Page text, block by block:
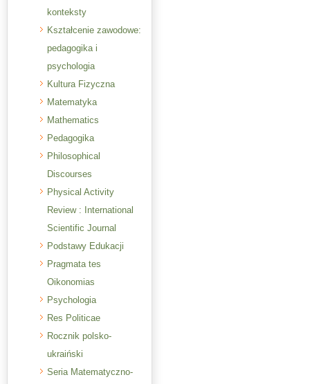
konteksty
Kształcenie zawodowe:
pedagogika i
psychologia
Kultura Fizyczna
Matematyka
Mathematics
Pedagogika
Philosophical
Discourses
Physical Activity
Review : International
Scientific Journal
Podstawy Edukacji
Pragmata tes
Oikonomias
Psychologia
Res Politicae
Rocznik polsko-
ukraiński
Seria Matematyczno-